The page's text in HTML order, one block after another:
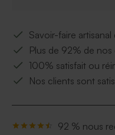
Savoir-faire artisanal
Plus de 92% de
100% satisfait ou
Nos clients sont
92 % nous